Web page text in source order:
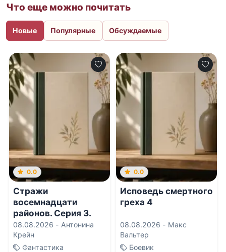
Что еще можно почитать
Новые Популярные Обсуждаемые
0.0
Стражи
восемнадцати
районов. Серия 3.
Байронический тип
08.08.2026 - Антонина
Крейн
Фантастика
0.0
Исповедь смертного
греха 4
08.08.2026 - Макс
Вальтер
Боевик